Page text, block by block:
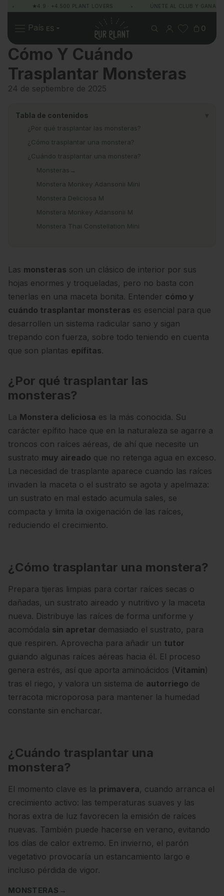
★4.9 · +4.500 PLANT LOVERS ÚNETE AL CLUB Y GANA
País
Pur Plant
0
PlantasRegalosSobre Pur Plant
Cómo Y Cuándo
Trasplantar Monsteras
24 de septiembre de 2025
Tabla de contenidos
¿Por qué trasplantar las monsteras?
¿Cómo trasplantar una monstera?
¿Cuándo trasplantar una monstera?
Monsteras→
Monstera Monkey Adansonii Mini
Monstera Deliciosa M
Monstera Monkey Adansonii M
Monstera Thai Constellation Mini
Las monsteras son un clásico de interior por sus
hojas enormes y troqueladas, pero no basta con
tenerlas en una maceta bonita. Entender cómo y
cuándo trasplantar monsteras es esencial para que
desarrollen un sistema radicular sano y sigan
trepando con fuerza, sobre todo teniendo en cuenta
que son plantas epífitas.
¿Por qué trasplantar las
monsteras?
La Monstera deliciosa es la más conocida. Su
carácter epífito hace que en la naturaleza se agarre a
troncos con raíces aéreas, de ahí que necesite un
sustrato muy aireado que no retenga agua en exceso.
La necesidad de trasplante aparece cuando las raíces
invaden la maceta o el sustrato se agota y apelmaza:
un sustrato en mal estado acumula sales, se
compacta y limita la oxigenación de las raíces,
reduciendo el crecimiento.
¿Cómo trasplantar una monstera?
Prepara tijeras limpias para cortar raíces secas o
dañadas, un sustrato aireado y nutritivo y la maceta
nueva. Distribuye las raíces de forma uniforme y
acomódala sin apretar demasiado el sustrato, para
que respiren. Aprovecha para añadir un tutor
guiando algunas raíces aéreas hacia él. El proceso
genera estrés, así que aporta aminoácidos (Vitamin)
tras el riego, y valora un sistema de autorriego de
terracota microporosa para mantener la humedad
constante sin encharcar.
¿Cuándo trasplantar una
monstera?
El momento clave es la primavera, cuando arranca el
crecimiento activo: las temperaturas suaves y las
horas extra de luz favorecen la emisión de raíces
nuevas. También puede hacerse en verano, evitando
los días de calor extremo. En invierno, el parón
vegetativo provocaría un estancamiento largo e
incluso pérdida de vigor.
MONSTERAS →